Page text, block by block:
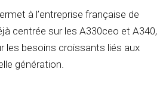
à l’entreprise française de
centrée sur les A330ceo et A340,
les besoins croissants liés aux
génération.